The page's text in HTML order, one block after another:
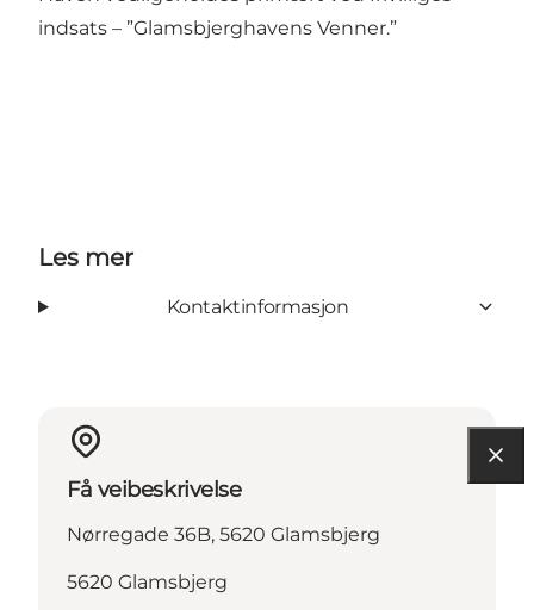
indsats – ”Glamsbjerghavens Venner.”
Les mer
Kontaktinformasjon
Få veibeskrivelse
Nørregade 36B, 5620 Glamsbjerg
5620 Glamsbjerg